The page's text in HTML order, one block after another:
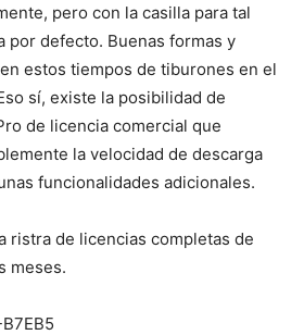
pero con la casilla para tal
por defecto. Buenas formas y
estos tiempos de tiburones en el
sí, existe la posibilidad de
de licencia comercial que
la velocidad de descarga
funcionalidades adicionales.
ristra de licencias completas de
meses.